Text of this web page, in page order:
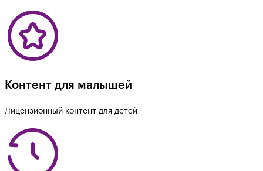
Контент для малышей
Лицензионный контент для детей